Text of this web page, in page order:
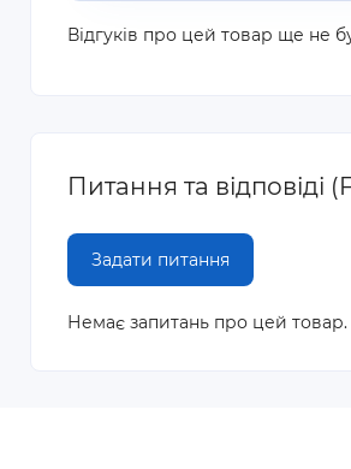
Відгуків про цей товар ще не
Питання та відповіді
Задати питання
Немає запитань про цей товар.